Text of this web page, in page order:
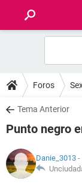
FOROS
SALUD
NUTRICIÓN
Foros
Tema Anterior
Punto negro
Danie_3013 -